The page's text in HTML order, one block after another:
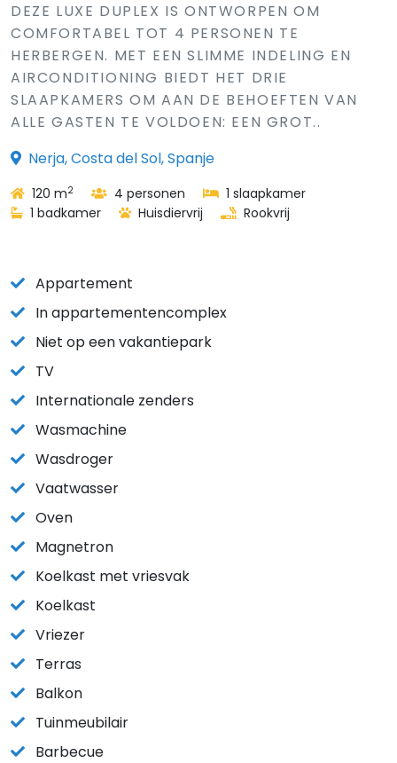
DEZE LUXE DUPLEX IS ONTWORPEN OM
COMFORTABEL TOT 4 PERSONEN TE
HERBERGEN. MET EEN SLIMME INDELING EN
AIRCONDITIONING BIEDT HET DRIE
SLAAPKAMERS OM AAN DE BEHOEFTEN VAN
ALLE GASTEN TE VOLDOEN: EEN GROT..
Nerja, Costa del Sol, Spanje
120 m2 4 personen
1 slaapkamer
1 badkamer
Huisdiervrij Rookvrij
Appartement
In appartementencomplex
Niet op een vakantiepark
TV
Internationale zenders
Wasmachine
Wasdroger
Vaatwasser
Oven
Magnetron
Koelkast met vriesvak
Koelkast
Vriezer
Terras
Balkon
Tuinmeubilair
Barbecue